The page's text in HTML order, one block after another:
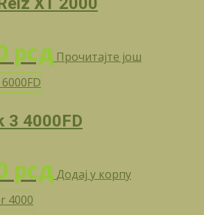
рсд Прочитајте још
3 4000FD
рсд Додај у корпу